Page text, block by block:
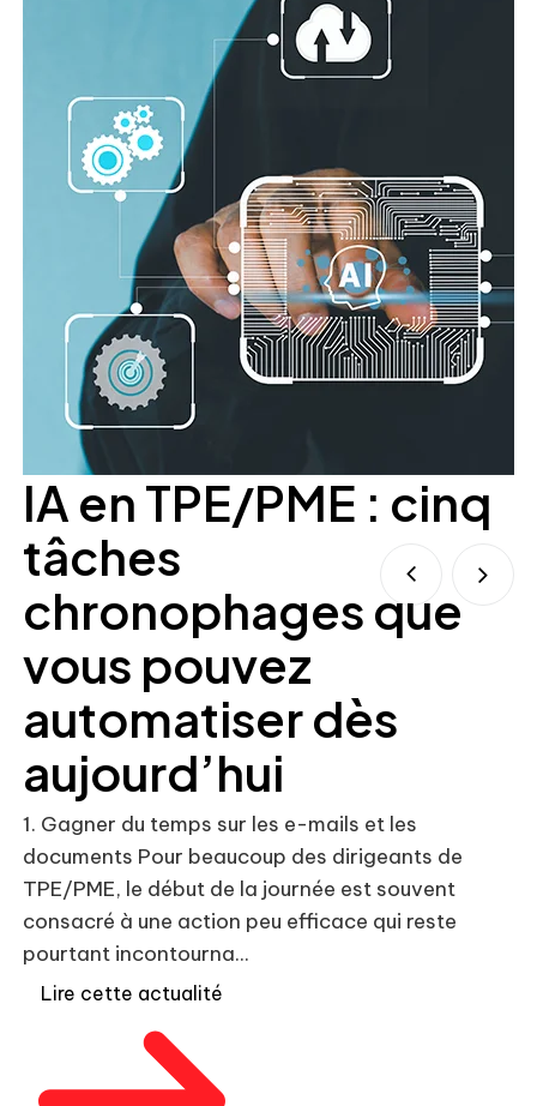
IA en TPE/PME : cinq
tâches
chronophages que
vous pouvez
automatiser dès
aujourd’hui
1. Gagner du temps sur les e-mails et les
documents Pour beaucoup des dirigeants de
TPE/PME, le début de la journée est souvent
consacré à une action peu efficace qui reste
pourtant incontourna...
Lire cette actualité